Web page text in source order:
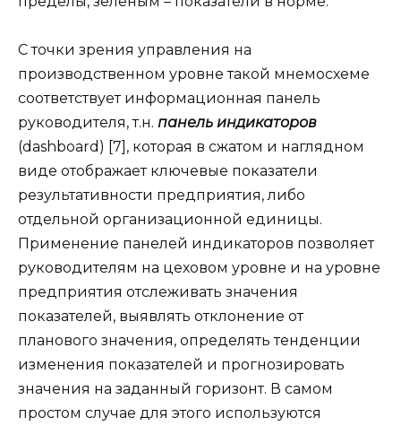
С точки зрения управления на
производственном уровне такой мнемосхеме
соответствует информационная панель
руководителя, т.н. панель индикаторов
(dashboard) [7], которая в сжатом и наглядном
виде отображает ключевые показатели
результативности предприятия, либо
отдельной организационной единицы.
Применение панелей индикаторов позволяет
руководителям на цеховом уровне и на уровне
предприятия отслеживать значения
показателей, выявлять отклонение от
планового значения, определять тенденции
изменения показателей и прогнозировать
значения на заданный горизонт. В самом
простом случае для этого используются